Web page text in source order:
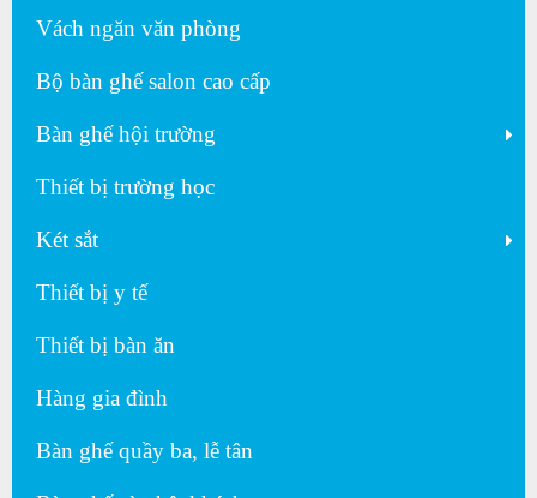
Vách ngăn văn phòng
Bộ bàn ghế salon cao cấp
Bàn ghế hội trường
Thiết bị trường học
Két sắt
Thiết bị y tế
Thiết bị bàn ăn
Hàng gia đình
Bàn ghế quầy ba, lễ tân